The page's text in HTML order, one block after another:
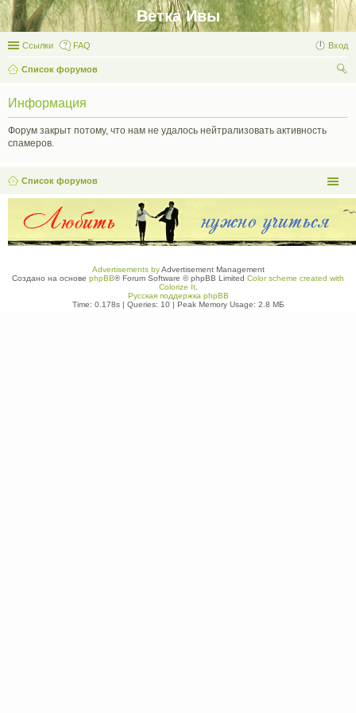
Ветка Ивы
Ссылки FAQ Вход
Список форумов
Информация
Форум закрыт потому, что нам не удалось нейтрализовать активность
спамеров.
Список форумов
Advertisements byAdvertisement Management
Создано на основе phpBB® Forum Software © phpBB Limited Color scheme created with
Colorize It.
Русская поддержка phpBB
Time: 0.178s| Queries: 10| Peak Memory Usage: 2.8 МБ